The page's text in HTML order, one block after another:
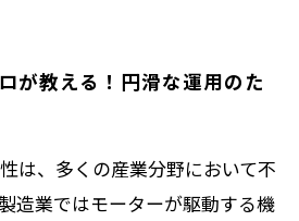
が教える！円滑な運用のた
は、多くの産業分野において不
造業ではモーターが駆動する機